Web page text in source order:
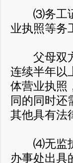
⑶务工证
业执照等务
父母双方
连续半年以
体营业执照
同的同时还
其他具有法
⑷无监护
办事处出具